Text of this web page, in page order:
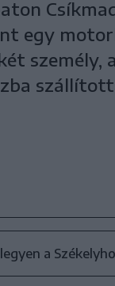
egy
személy,
a